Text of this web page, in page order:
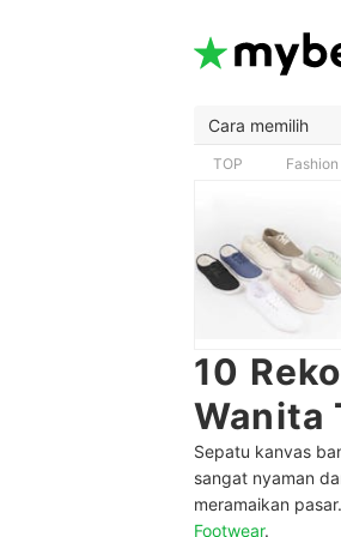
Cara memilih
TOP
10
Wanita
Sepatu kanvas
sangat nyaman
meramaikan
Footwear.